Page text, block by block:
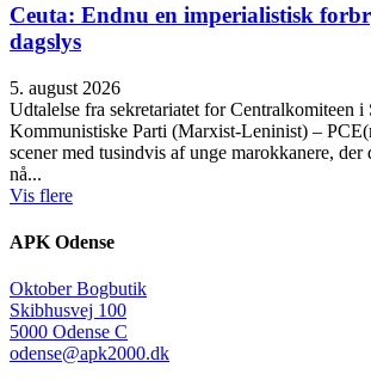
Ceuta: Endnu en imperialistisk
dagslys
5. august 2026
Udtalelse fra sekretariatet for Centralkomiteen i
Kommunistiske Parti (Marxist-Leninist) –
scener med tusindvis af unge marokkanere, der
nå...
Vis flere
APK Odense
Oktober Bogbutik
Skibhusvej 100
5000 Odense C
odense@apk2000.dk